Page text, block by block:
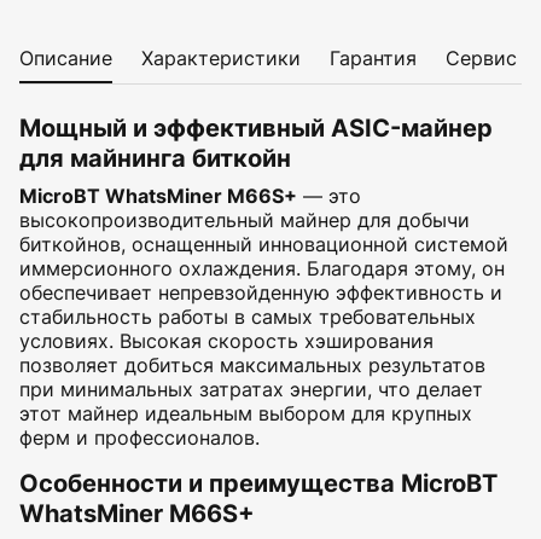
Описание Характеристики Гарантия Сервис
Мощный и эффективный ASIC-майнер
для майнинга биткойн
MicroBT WhatsMiner M66S+ — это
высокопроизводительный майнер для добычи
биткойнов, оснащенный инновационной системой
иммерсионного охлаждения. Благодаря этому, он
обеспечивает непревзойденную эффективность и
стабильность работы в самых требовательных
условиях. Высокая скорость хэширования
позволяет добиться максимальных результатов
при минимальных затратах энергии, что делает
этот майнер идеальным выбором для крупных
ферм и профессионалов.
Особенности и преимущества MicroBT
WhatsMiner M66S+